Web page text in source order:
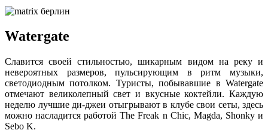
Watergate
Славится своей стильностью, шикарным видом на реку и
невероятных размеров, пульсирующим в ритм музыки,
светодиодным потолком. Туристы, побывавшие в Watergate
отмечают великолепный свет и вкусные коктейли. Каждую
неделю лучшие ди-джеи отыгрывают в клубе свои сеты, здесь
можно насладится работой The Freak n Chic, Magda, Shonky и
Sebo K.